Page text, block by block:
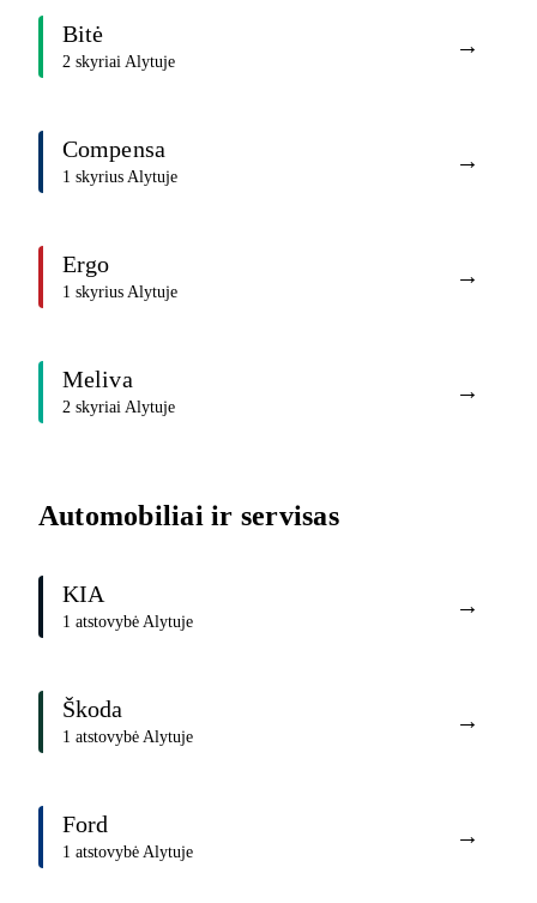
Bitė
2 skyriai Alytuje
→
Compensa
1 skyrius Alytuje
→
Ergo
1 skyrius Alytuje
→
Meliva
2 skyriai Alytuje
→
Automobiliai ir servisas
KIA
1 atstovybė Alytuje
→
Škoda
1 atstovybė Alytuje
→
Ford
1 atstovybė Alytuje
→